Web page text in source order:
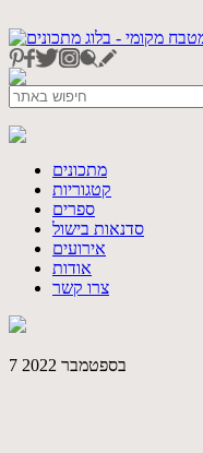
מתכונים
קטגוריות
ספרים
סדנאות בישול
אירועים
אודות
צרו קשר
7 בספטמבר 2022